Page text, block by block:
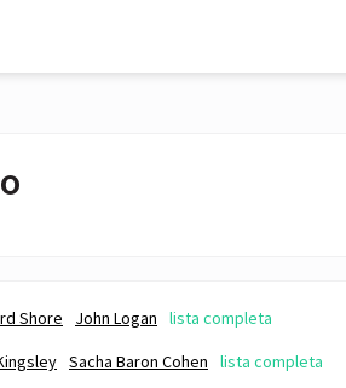
Shore John Logan
lista completa
Sacha Baron Cohen
lista completa